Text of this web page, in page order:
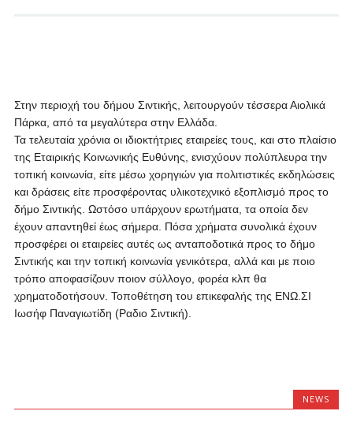
Στην περιοχή του δήμου Σιντικής, λειτουργούν τέσσερα Αιολικά
Πάρκα, από τα μεγαλύτερα στην Ελλάδα.
Τα τελευταία χρόνια οι ιδιοκτήτριες εταιρείες τους, και στο πλαίσιο
της Εταιρικής Κοινωνικής Ευθύνης, ενισχύουν πολύπλευρα την
τοπική κοινωνία, είτε μέσω χορηγιών για πολιτιστικές εκδηλώσεις
και δράσεις είτε προσφέροντας υλικοτεχνικό εξοπλισμό προς το
δήμο Σιντικής. Ωστόσο υπάρχουν ερωτήματα, τα οποία δεν
έχουν απαντηθεί έως σήμερα. Πόσα χρήματα συνολικά έχουν
προσφέρει oι εταιρείες αυτές ως ανταποδοτικά προς το δήμο
Σιντικής και την τοπική κοινωνία γενικότερα, αλλά και με ποιο
τρόπο αποφασίζουν ποιον σύλλογο, φορέα κλπ θα
χρηματοδοτήσουν. Τοποθέτηση του επικεφαλής της ΕΝΩ.ΣΙ
Ιωσήφ Παναγιωτίδη (Ραδιο Σιντική).
NEWS